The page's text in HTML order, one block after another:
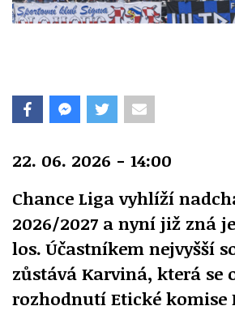
22. 06. 2026 - 14:00
Chance Liga vyhlíží
2026/2027 a nyní již zná
los. Účastníkem nejvyšší
zůstává Karviná, která se
rozhodnutí Etické komise